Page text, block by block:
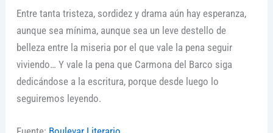
Entre tanta tristeza, sordidez y drama aún hay esperanza,
aunque sea mínima, aunque sea un leve destello de
belleza entre la miseria por el que vale la pena seguir
viviendo… Y vale la pena que Carmona del Barco siga
dedicándose a la escritura, porque desde luego lo
seguiremos leyendo.